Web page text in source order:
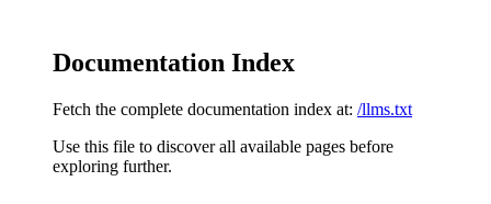
Documentation Index
Fetch the complete documentation index at: /llms.txt
Use this file to discover all available pages before
exploring further.